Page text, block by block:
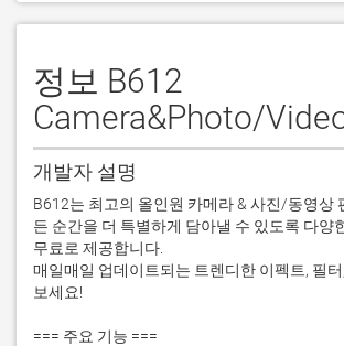
정보 B612
Camera&Photo/
개발자 설명
B612는 최고의 올인원 카메라 & 사진/동영상
든 순간을 더 특별하게 담아낼 수 있도록 다양
무료로 제공합니다.
매일매일 업데이트되는 트렌디한 이펙트, 필
보세요!
=== 주요 기능 ===